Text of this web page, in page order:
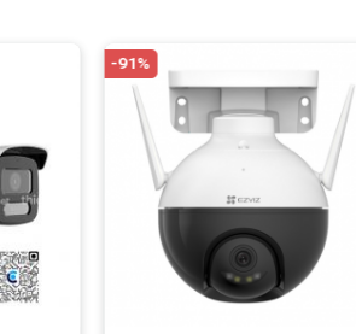
thời phát
Phòng học của
-91%